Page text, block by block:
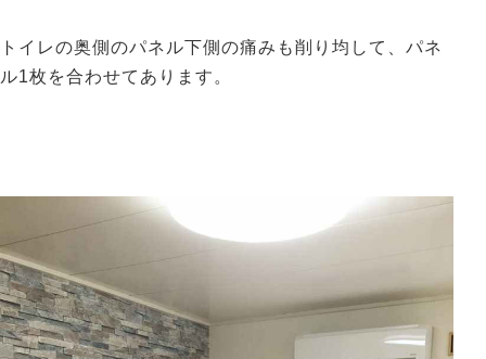
トイレの奥側のパネル下側の痛みも削り均して、パネ
ル1枚を合わせてあります。